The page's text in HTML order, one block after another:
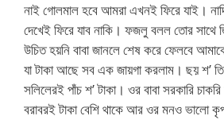
নাই গোলমাল হবে আমরা এখনই ফিরে যাই।
দেখেই ফিরে যাব নাকি। ফজলু বলল তোর
উচিত হয়নি বাবা জানলে শেষ করে ফেলবে
যা টাকা আছে সব এক জায়গা করলাম। ছয় শ’
সলিলেরই পাঁচ শ’ টাকা। ওর বাবা সরকারি
বরাবরই টাকা বেশি থাকে আর ওর মনও ভালো